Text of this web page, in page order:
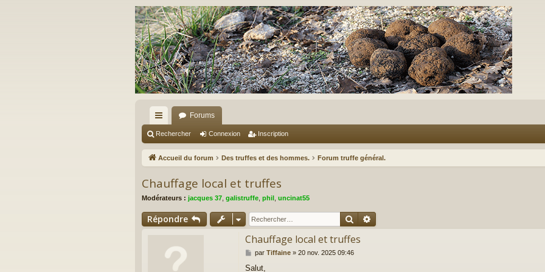
ac
co
ci
Forums
Rechercher Connexion Inscription
Accueil du forum Des truffes et des hommes. Forum truffe général.
Chauffage local et truffes
Modérateurs : jacques 37 galistruffe phil uncinat55
Répondre Rechercher
Chauffage local et truffes
M
s
par Tiffaine» 20 nov. 2025 09:46
Salut,